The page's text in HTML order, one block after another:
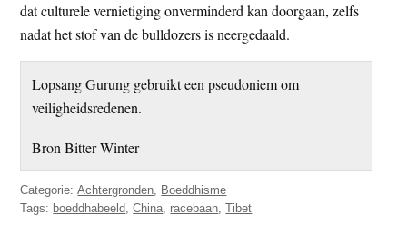
dat culturele vernietiging onverminderd kan doorgaan, zelfs
nadat het stof van de bulldozers is neergedaald.
Lopsang Gurung gebruikt een pseudoniem om
veiligheidsredenen.
Bron Bitter Winter
Categorie:Achtergronden Boeddhisme
Tags: boeddhabeeld ,China racebaan ,Tibet